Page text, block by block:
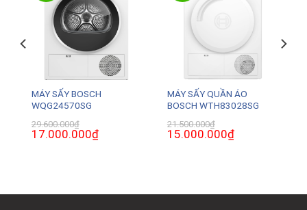
MÁY SẤY BOSCH
WQG24570SG
29.600.000₫
Giá
gốc
17.000.000₫Giá
hiện
MÁY SẤY QUẦN ÁO
BOSCH WTH83028SG
21.500.000₫
Giá
gốc
15.000.000₫Giá
hiện